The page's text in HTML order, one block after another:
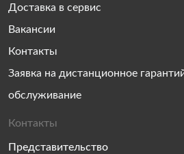
Доставка в сервис
Вакансии
Контакты
Заявка на дистанционное
обслуживание
Контакты
Представительство